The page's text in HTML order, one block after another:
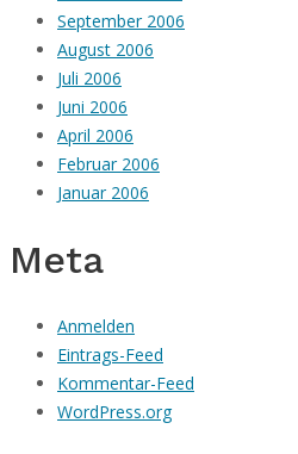
September 2006
August 2006
Juli 2006
Juni 2006
April 2006
Februar 2006
Januar 2006
Meta
Anmelden
Eintrags-Feed
Kommentar-Feed
WordPress.org